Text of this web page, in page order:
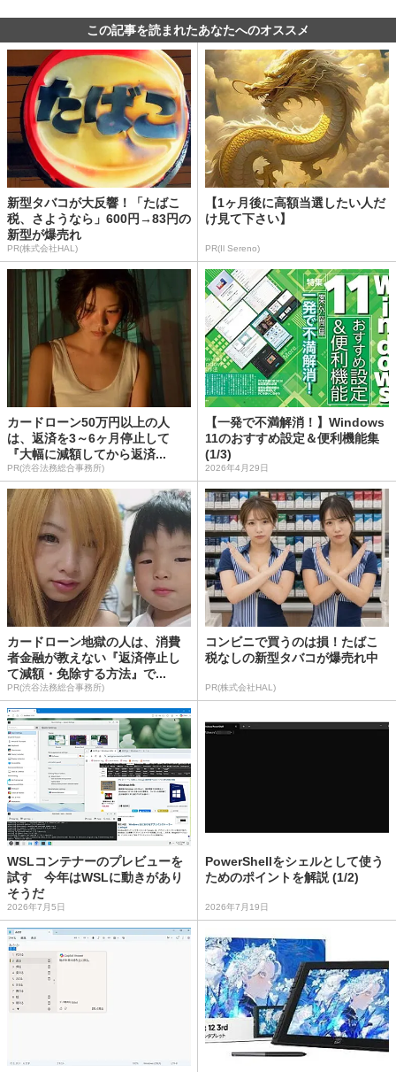
この記事を読まれたあなたへのオススメ
新型タバコが大反響！「たばこ
税、さようなら」600円→83円の
新型が爆売れ
PR(株式会社HAL)
【1ヶ月後に高額当選したい人だ
け見て下さい】
PR(Il Sereno)
カードローン50万円以上の人
は、返済を3～6ヶ月停止して
『大幅に減額してから返済...
PR(渋谷法務総合事務所)
【一発で不満解消！】Windows
11のおすすめ設定＆便利機能集
(1/3)
2026年4月29日
カードローン地獄の人は、消費
者金融が教えない『返済停止し
て減額・免除する方法』で...
PR(渋谷法務総合事務所)
コンビニで買うのは損！たばこ
税なしの新型タバコが爆売れ中
PR(株式会社HAL)
WSLコンテナーのプレビューを
試す 今年はWSLに動きがあり
そうだ
2026年7月5日
PowerShellをシェルとして使う
ためのポイントを解説 (1/2)
2026年7月19日